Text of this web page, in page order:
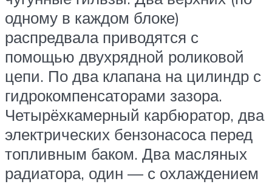
одному в каждом блоке)
распредвала приводятся с
помощью двухрядной роликовой
цепи. По два клапана на цилиндр с
гидрокомпенсаторами зазора.
Четырёхкамерный карбюратор, два
электрических бензонасоса перед
топливным баком. Два масляных
радиатора, один — с охлаждением